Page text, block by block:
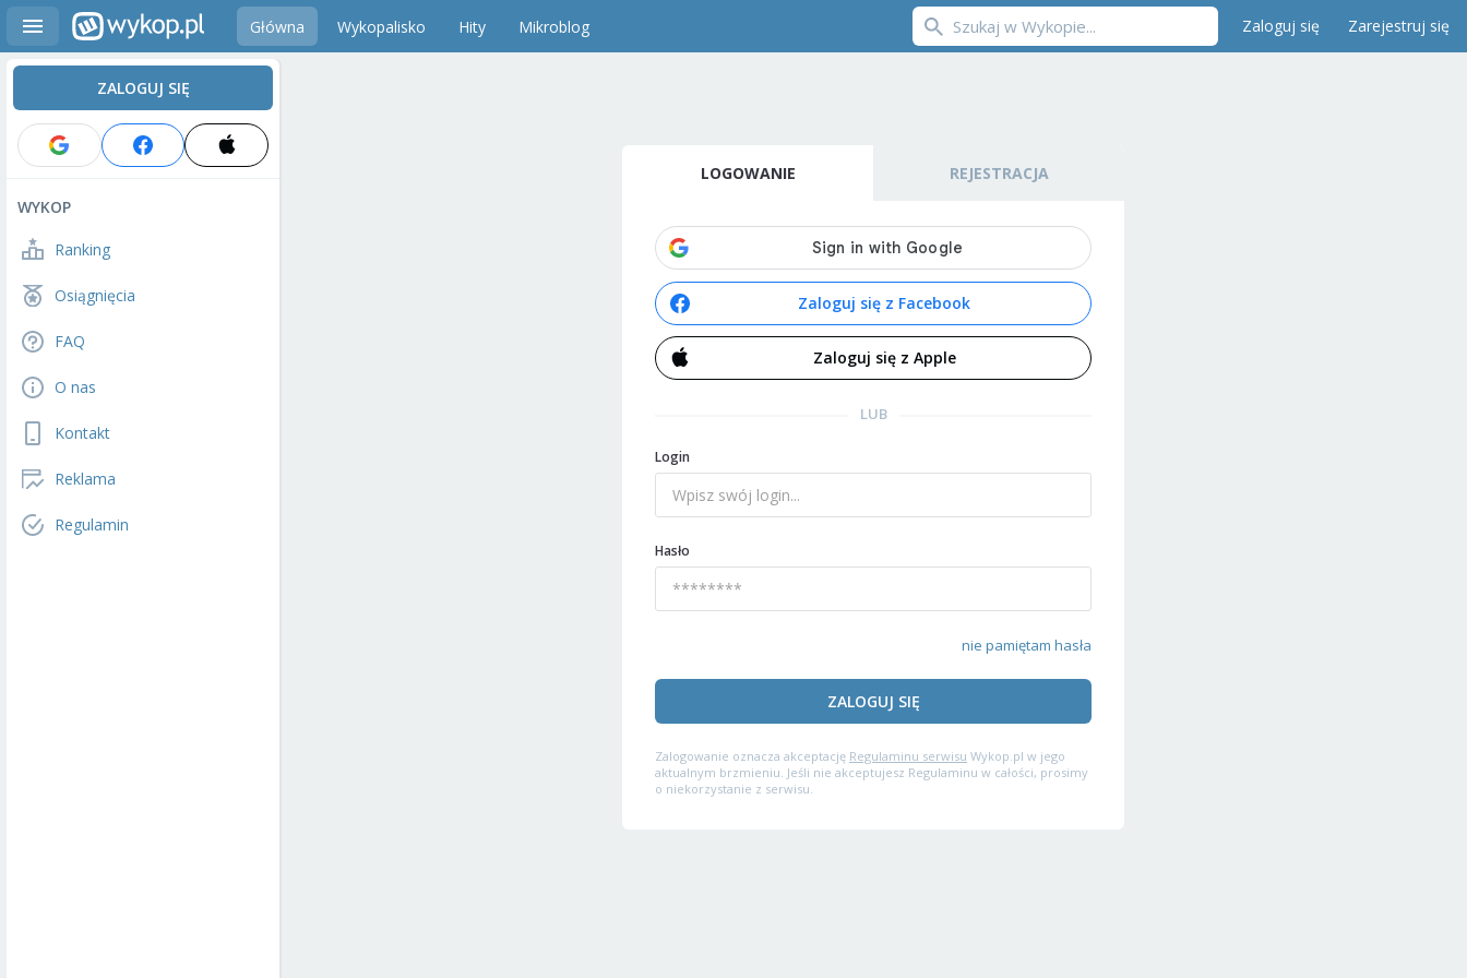
Główna Wykopalisko Hity Mikroblog Zaloguj się Zarejestruj się
ZALOGUJ SIĘ
WYKOP
Ranking
Osiągnięcia
FAQ
O nas
Kontakt
Reklama
Regulamin
LOGOWANIE REJESTRACJA
Zaloguj się z Facebook
Zaloguj się z Apple
LUB
Login
Hasło
nie pamiętam hasła
ZALOGUJ SIĘ
Zalogowanie oznacza akceptację Regulaminu serwisu Wykop.pl w jego
aktualnym brzmieniu. Jeśli nie akceptujesz Regulaminu w całości, prosimy
o niekorzystanie z serwisu.